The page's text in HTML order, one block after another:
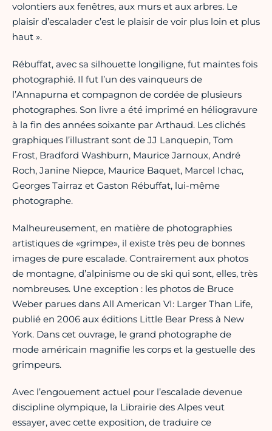
volontiers aux fenêtres, aux murs et aux arbres. Le
plaisir d’escalader c’est le plaisir de voir plus loin et plus
haut ».
Rébuffat, avec sa silhouette longiligne, fut maintes fois
photographié. Il fut l’un des vainqueurs de
l’Annapurna et compagnon de cordée de plusieurs
photographes. Son livre a été imprimé en héliogravure
à la fin des années soixante par Arthaud. Les clichés
graphiques l’illustrant sont de JJ Lanquepin, Tom
Frost, Bradford Washburn, Maurice Jarnoux, André
Roch, Janine Niepce, Maurice Baquet, Marcel Ichac,
Georges Tairraz et Gaston Rébuffat, lui-même
photographe.
Malheureusement, en matière de photographies
artistiques de «grimpe», il existe très peu de bonnes
images de pure escalade. Contrairement aux photos
de montagne, d’alpinisme ou de ski qui sont, elles, très
nombreuses. Une exception : les photos de Bruce
Weber parues dans All American VI: Larger Than Life,
publié en 2006 aux éditions Little Bear Press à New
York. Dans cet ouvrage, le grand photographe de
mode américain magnifie les corps et la gestuelle des
grimpeurs.
Avec l’engouement actuel pour l’escalade devenue
discipline olympique, la Librairie des Alpes veut
essayer, avec cette exposition, de traduire ce